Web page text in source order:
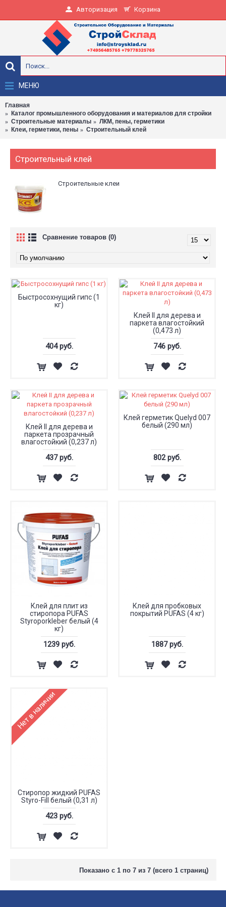
Авторизация Корзина
МЕНЮ
Главная
Каталог промышленного оборудования и материалов для стройки
Строительные материалы
ЛКМ, пены, герметики
Клеи, герметики, пены
Строительный клей
Строительный клей
Строительные клеи
Сравнение товаров (0)
Быстросохнущий гипс (1
кг)
404 руб.
Клей II для дерева и
паркета влагостойкий
(0,473 л)
746 руб.
Клей II для дерева и
паркета прозрачный
влагостойкий (0,237 л)
437 руб.
Клей герметик Quelyd 007
белый (290 мл)
802 руб.
Клей для плит из
стиропора PUFAS
Styroporkleber белый (4
кг)
1239 руб.
Клей для пробковых
покрытий PUFAS (4 кг)
1887 руб.
Нет в наличии
Стиропор жидкий PUFAS
Styro-Fill белый (0,31 л)
423 руб.
Показано с 1 по 7 из 7 (всего 1 страниц)